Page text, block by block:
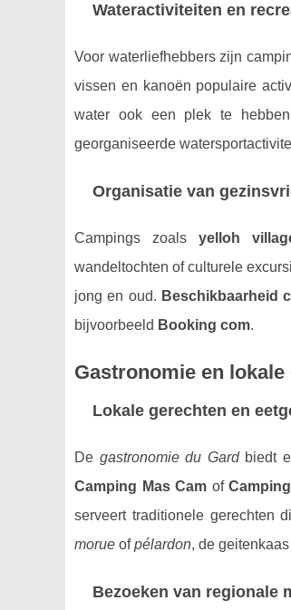
Wateractiviteiten en
Voor waterliefhebbers zijn
vissen en kanoën populaire
water ook een plek te
georganiseerde
Organisatie van
Campings zoals yelloh
wandeltochten of culturele
jong en oud. Beschikbaarheid
bijvoorbeeld Booking com.
Gastronomie en
Lokale gerechten en
De gastronomie du Gardbiedt
Camping Mas Cam of
serveert traditionele gerechten
morue ofpélardon, de
Bezoeken van regionale